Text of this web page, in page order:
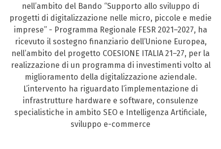
nell’ambito del Bando “Supporto allo sviluppo di
progetti di digitalizzazione nelle micro, piccole e medie
imprese” - Programma Regionale FESR 2021–2027, ha
ricevuto il sostegno finanziario dell’Unione Europea,
nell’ambito del progetto COESIONE ITALIA 21–27, per la
realizzazione di un programma di investimenti volto al
miglioramento della digitalizzazione aziendale.
L’intervento ha riguardato l’implementazione di
infrastrutture hardware e software, consulenze
specialistiche in ambito SEO e Intelligenza Artificiale,
sviluppo e-commerce